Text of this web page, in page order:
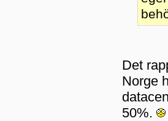
Det
Norge
50%.